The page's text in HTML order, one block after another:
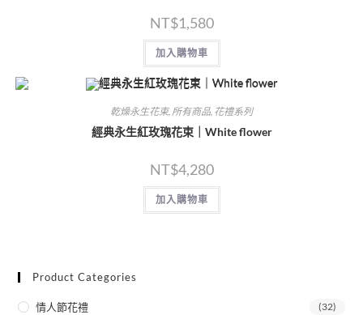
NT$1,580
加入購物車
乾燥永生花束, 所有商品 花禮系列
經典永生紅玫瑰花束｜White flower
NT$4,280
加入購物車
Product Categories
情人節花禮 (32)